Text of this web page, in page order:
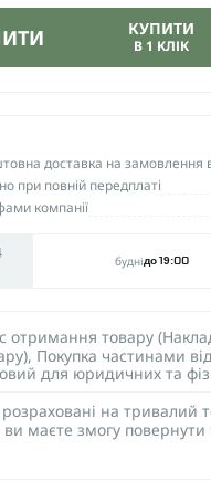
КУПИТИ
В 1 КЛІК
доставка на замовлення
при повній передплаті
компанії
буднідо 19:00
отримання товару
Покупка частинами
для юридичних та
на тривалий
маєте змогу